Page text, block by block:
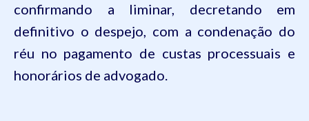
confirmando a liminar, decretando
em
definitivo o despejo, com a condenação do
réu no pagamento de custas processuais e
honorários de advogado.